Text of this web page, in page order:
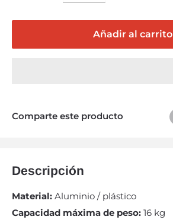
Añadir al carrito
Comparte este producto
Descripción
Material: Aluminio / plástico
Capacidad máxima de peso: 16 kg